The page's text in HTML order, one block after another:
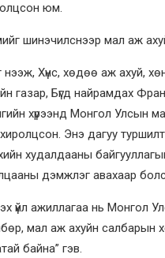
юм.
Хүнс, хөдөө аж ахуй,
газар, Бүгд найрамдах
хүрээнд Монгол Улсын
тохиролцсон. Энэ дагуу
худалдааны
дэмжлэг авахаар
үйл ажиллагаа нь Монгол
мал аж ахуйн салбарын
байна” гэв.